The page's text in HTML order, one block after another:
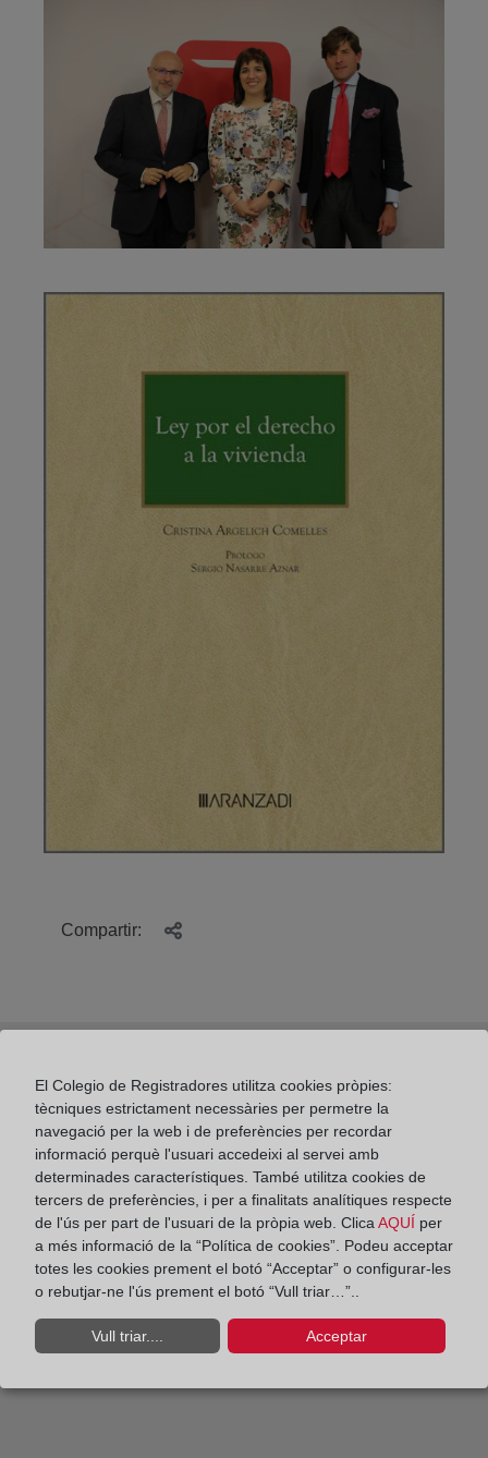
Compartir:
CÓMO PEDIR UNA NOTA SIMPLE ON LINE
El club de lectura del Colegio de Registradores.
Sesión de abril: El regreso del soldado, de Rebecca
West.
El Colegio de Registradores utilitza cookies pròpies:
tècniques estrictament necessàries per permetre la
navegació per la web i de preferències per recordar
informació perquè l'usuari accedeixi al servei amb
determinades característiques. També utilitza cookies de
tercers de preferències, i per a finalitats analítiques respecte
de l'ús per part de l'usuari de la pròpia web. ClicaAQUÍ per
a més informació de la “Política de cookies”. Podeu acceptar
totes les cookies prement el botó “Acceptar” o configurar-les
o rebutjar-ne l'ús prement el botó “Vull triar…”..
Vull triar.... Acceptar